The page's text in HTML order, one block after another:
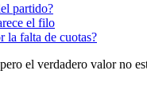
partido?
el filo
la falta de cuotas?
el verdadero valor no